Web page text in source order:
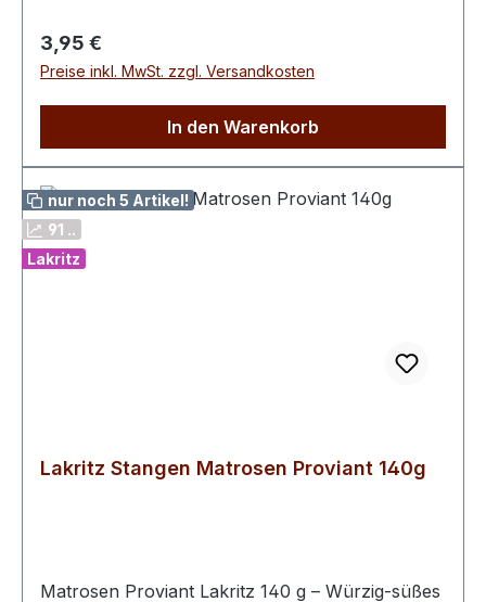
enthalten durchschn.: Energie 1488 kJ / 351 kcal
Fett 1,25 g dav. ges. Fettsäuren 1,04 g
Kohlenhydrate 82,6 g davon Zucker 69,6 g
Eiweiß 2,33 g Salz 0,24 g
Regulärer Preis:
3,95 €
Preise inkl. MwSt. zzgl. Versandkosten
In den Warenkorb
nur noch 5 Artikel!
91 ..
Lakritz
Lakritz Stangen Matrosen Proviant 140g
Matrosen Proviant Lakritz 140 g – Würzig-süßes